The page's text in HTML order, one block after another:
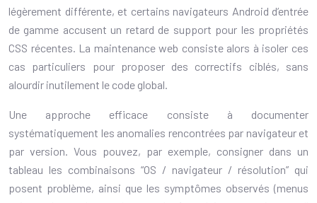
légèrement différente, et certains navigateurs Android d’entrée
de gamme accusent un retard de support pour les propriétés
CSS récentes. La maintenance web consiste alors à isoler ces
cas particuliers pour proposer des correctifs ciblés, sans
alourdir inutilement le code global.
Une approche efficace consiste à documenter
systématiquement les anomalies rencontrées par navigateur et
par version. Vous pouvez, par exemple, consigner dans un
tableau les combinaisons “OS / navigateur / résolution” qui
posent problème, ainsi que les symptômes observés (menus